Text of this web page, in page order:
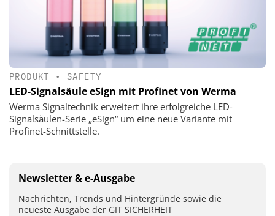
PRODUKT • SAFETY
LED-Signalsäule eSign mit Profinet von Werma
Werma Signaltechnik erweitert ihre erfolgreiche LED-
Signalsäulen-Serie „eSign“ um eine neue Variante mit
Profinet-Schnittstelle.
Newsletter & e-Ausgabe
Nachrichten, Trends und Hintergründe sowie die
neueste Ausgabe der GIT SICHERHEIT